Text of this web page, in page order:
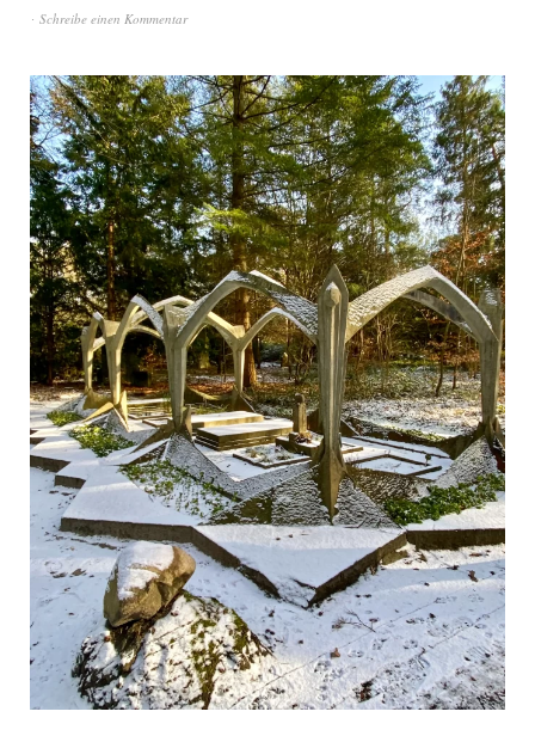
Schreibe einen Kommentar